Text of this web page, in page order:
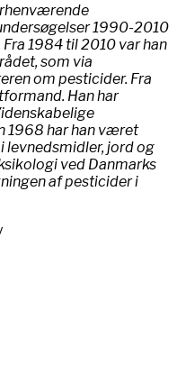
1990-2010
1984 til 2010 var han
som via
om pesticider. Fra
Han har
1968 har han været
levnedsmidler, jord og
ved Danmarks
af pesticider i